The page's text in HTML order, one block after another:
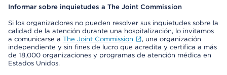
Informar sobre inquietudes a The Joint Commission
Si los organizadores no pueden resolver sus inquietudes sobre la
calidad de la atención durante una hospitalización, lo invitamos
a comunicarse a The Joint Commission
, una organización
independiente y sin fines de lucro que acredita y certifica a más
de 18,000 organizaciones y programas de atención médica en
Estados Unidos.